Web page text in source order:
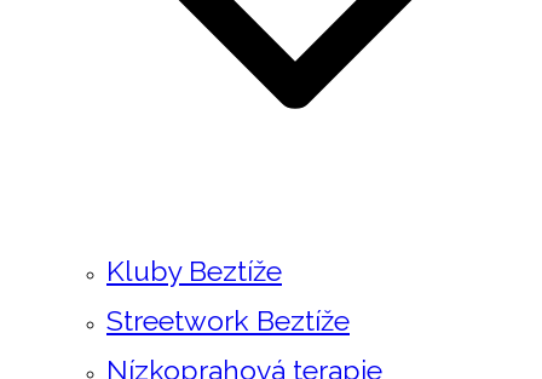
Kluby Beztíže
Streetwork Beztíže
Nízkoprahová terapie